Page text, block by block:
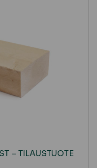
– TILAUSTUOTE